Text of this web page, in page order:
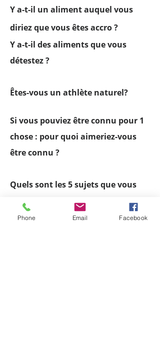
Y a-t-il un aliment auquel vous
diriez que vous êtes accro ?
Y a-t-il des aliments que vous
détestez ?
Êtes-vous un athlète naturel?
Si vous pouviez être connu pour 1
chose : pour quoi aimeriez-vous
être connu ?
Quels sont les 5 sujets que vous
connaissez bien..
Phone Email Facebook